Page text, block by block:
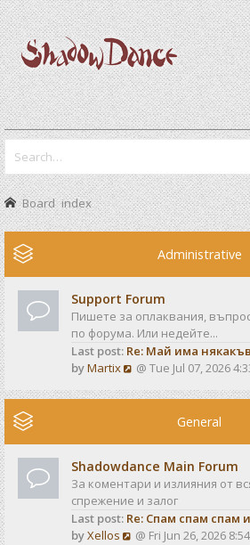
Board index
Administrative
Support Forum
Пишете за оплаквания,
по форума. Или недейте...
Last post: Re: Май има
byMartix
V
e
e
l
a
t
e
@ Tue Jul 07, 2026
General
Shadowdance Main Forum
За коментари и излияния от
спрежение и залог
Last post: Re: Спам спам спам
byXellos
V@ Fri Jun 26, 2026